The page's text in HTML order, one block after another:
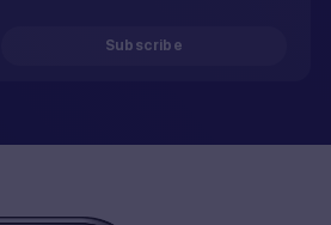
Subscribe
Open your